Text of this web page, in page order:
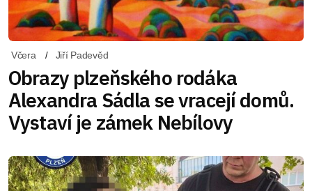
Včera Jiří Padevěd
Obrazy plzeňského rodáka
Alexandra Sádla se vracejí domů.
Vystaví je zámek Nebílovy